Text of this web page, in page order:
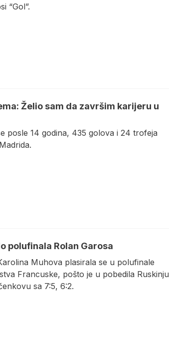
“Gol”.
Želio sam da završim karijeru u
posle 14 godina, 435 golova i 24 trofeja
polufinala Rolan Garosa
Muhova plasirala se u polufinale
Francuske, pošto je u pobedila Ruskinju
sa 7:5, 6:2.